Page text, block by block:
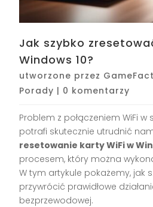
Jak szybko
Windows 10?
utworzone przez
Porady | 0 komentarzy
Problem z połączeniem WiFi w
potrafi skutecznie utrudnić
resetowanie karty WiFi w
procesem, który można
W tym artykule pokażemy, jak
przywrócić prawidłowe
bezprzewodowej.